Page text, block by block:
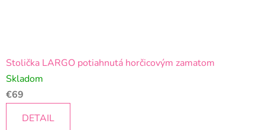
Stolička LARGO potiahnutá horčicovým zamatom
Skladom
€69
DETAIL